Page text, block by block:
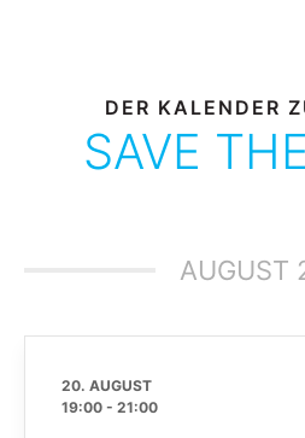
DER KALENDER
SAVE
AUGUST
20. AUGUST
19:00 - 21:00